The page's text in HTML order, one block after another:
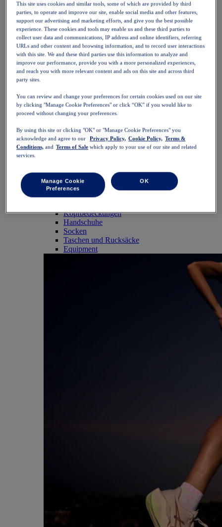
NOVABLAST™ 6
Schuhe
Laufen
Trailrunning
Tennis
Volleyball
Handball
Padel
Tops
Sport-BHs
Tanktops
Langarmshirts
Hoodies und Sweatshirts
Jacken und Westen
Tights und Leggings
Hosen
Röcke und Kleider
Kopfbedeckungen
Handschuhe
Socken
Taschen und Rucksäcke
Equipment
This site uses cookies and similar tools, some of which are provided by third
parties, to operate and improve our site, enable social media and other features,
support our advertising and marketing efforts, and give you the best possible
experience. These cookies and tools may enable us and these third parties to
collect user data and communications, IP address and online identifiers, referring
URLs and other content and browsing information, and to record user interactions
with this site. We and these third parties use this information to analyze and
improve our performance, provide you with a more personalized experiences,
and reach you with more relevant content and ads on this site and across third
party sites.
You can review and change your preferences for certain cookies used on our site
by clicking "Manage Cookie Preferences" or click “OK” if you would like to
proceed without changing your preferences.
By using this site or clicking "OK" or "Manage Cookie Preferences" you
acknowledge and agree to our
Privacy Policy, Cookie Policy, Terms &
Conditions, and Terms of Sale which apply to your use of our site and related
services.
Manage Cookie
Preferences
OK